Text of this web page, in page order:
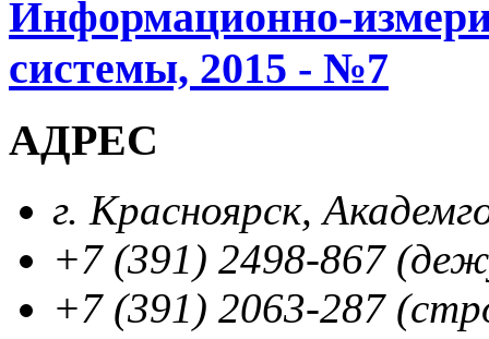
Информационно-
системы, 2015 - №7
АДРЕС
г. Красноярск,
+7 (391) 2498-867
+7 (391) 2063-287